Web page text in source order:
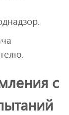
с